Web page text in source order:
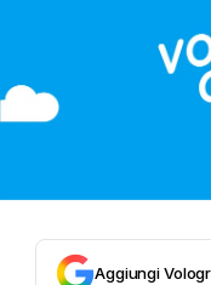
Aggiungi